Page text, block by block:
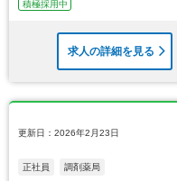
積極採用中
求人の詳細を見る
更新日：2026年2月23日
正社員 調剤薬局